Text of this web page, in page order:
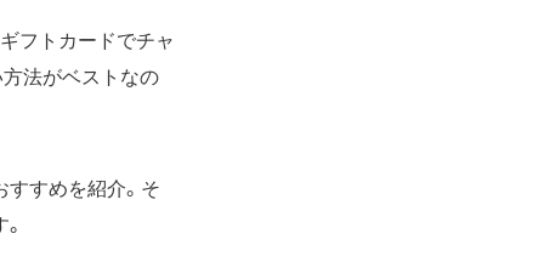
フトカードでチャ
法がベストなの
すすめを紹介。そ